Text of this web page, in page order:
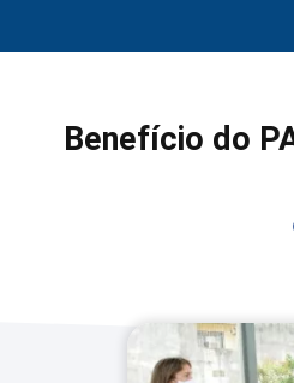
Benefício do